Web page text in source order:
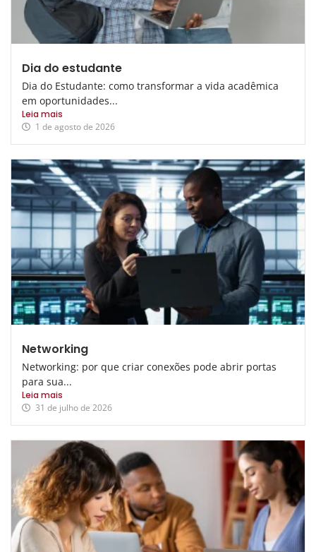
Dia do estudante
Dia do Estudante: como transformar a vida acadêmica
em oportunidades...
Leia mais
1 de agosto de 2026
Networking
Networking: por que criar conexões pode abrir portas
para sua...
Leia mais
31 de julho de 2026